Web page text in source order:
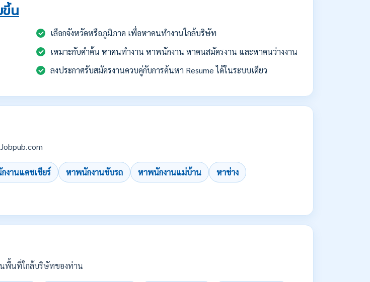
ขึ้น
เลือกจังหวัดหรือภูมิภาค เพื่อหาคนทำงานใกล้บริษัท
เหมาะกับคำค้น หาคนทำงาน หาพนักงาน หาคนสมัครงาน และหาคนว่างงาน
ลงประกาศรับสมัครงานควบคู่กับการค้นหา Resume ได้ในระบบเดียว
งานแคชเชียร์ หาพนักงานขับรถ หาพนักงานแม่บ้าน
หาช่าง
นพื้นที่ใกล้บริษัทของท่าน